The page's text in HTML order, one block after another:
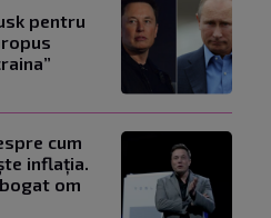
pentru
cum
inflația.
om